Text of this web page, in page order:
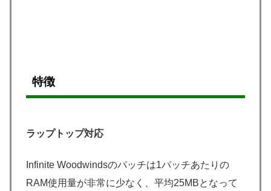
特徴
ラップトップ対応
Infinite Woodwindsのパッチは1パッチあたりの
RAM使用量が非常に少なく、平均25MBとなって